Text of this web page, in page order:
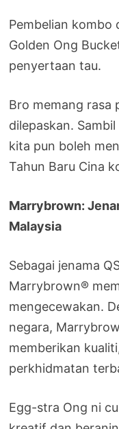
Pembelian kombo
Golden Ong
penyertaan tau.
Bro memang rasa
dilepaskan.
kita pun boleh
Tahun Baru Cina
Marrybrown:
Malaysia
Sebagai jenama
Marrybrown®
mengecewakan.
negara,
memberikan
perkhidmatan
Egg-stra Ong ni